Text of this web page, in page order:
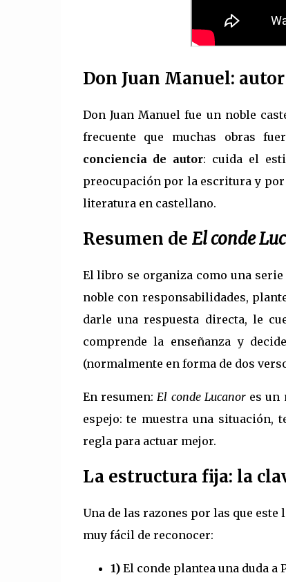
Don Juan Manuel:
Don Juan Manuel fue un noble
frecuente que muchas obras
conciencia de autor: cuida el
preocupación por la escritura y
literatura en castellano.
Resumen de El conde
El libro se organiza como una
noble con responsabilidades,
darle una respuesta directa, le
comprende la enseñanza y
(normalmente en forma de dos
En resumen:El conde Lucanores un
espejo: te muestra una situación,
regla para actuar mejor.
La estructura fija: la
Una de las razones por las que este
muy fácil de reconocer:
1)El conde plantea una duda a